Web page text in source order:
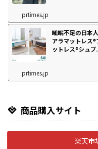
prtimes.jp
睡眠不足の日本
アラマットレス
ットレス®シュプ
prtimes.jp
商品購入サイト
楽天市